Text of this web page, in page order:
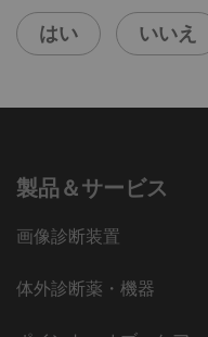
はい いいえ
製品＆サービス
画像診断装置
体外診断薬・機器